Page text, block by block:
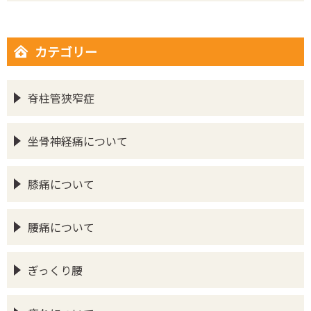
カテゴリー
脊柱管狭窄症
坐骨神経痛について
膝痛について
腰痛について
ぎっくり腰